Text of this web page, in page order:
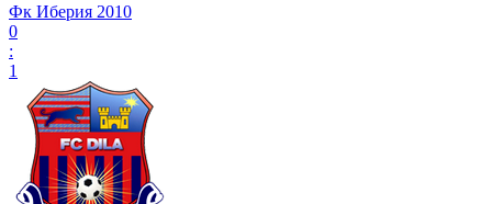
Фк Иберия 2010
0
:
1